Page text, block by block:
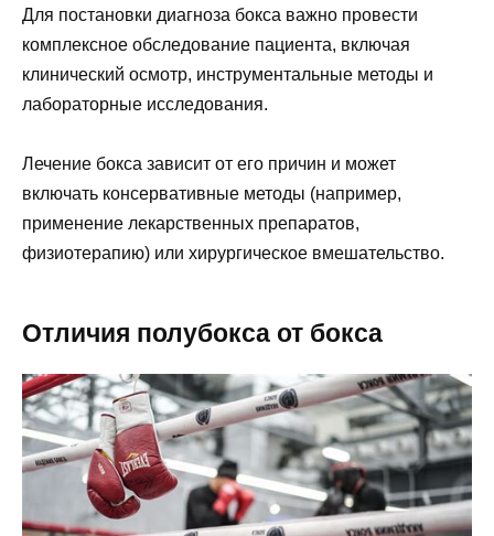
Для постановки диагноза бокса важно провести
комплексное обследование пациента, включая
клинический осмотр, инструментальные методы и
лабораторные исследования.
Лечение бокса зависит от его причин и может
включать консервативные методы (например,
применение лекарственных препаратов,
физиотерапию) или хирургическое вмешательство.
Отличия полубокса от бокса